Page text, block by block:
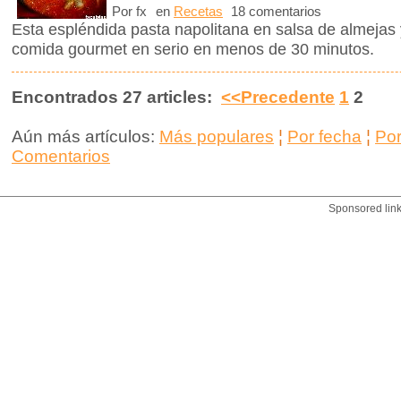
Por fx en Recetas 18 comentarios
Esta espléndida pasta napolitana en salsa de
comida gourmet en serio en menos de 30 minutos.
Encontrados 27 articles: <<Precedente 1 2
Aún más artículos: Más populares ¦ Por fecha ¦
Comentarios
Sponsored